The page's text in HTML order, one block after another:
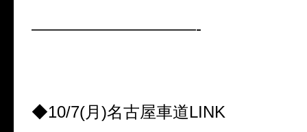
——————————-
◆10/7(月)名古屋車道LINK